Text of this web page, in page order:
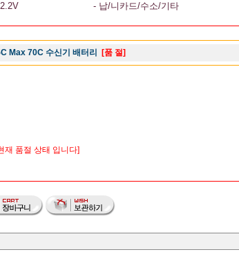
- 납/니카드/수소/기타
Max 70C 수신기 배터리 [품 절]
재 품절 상태 입니다]